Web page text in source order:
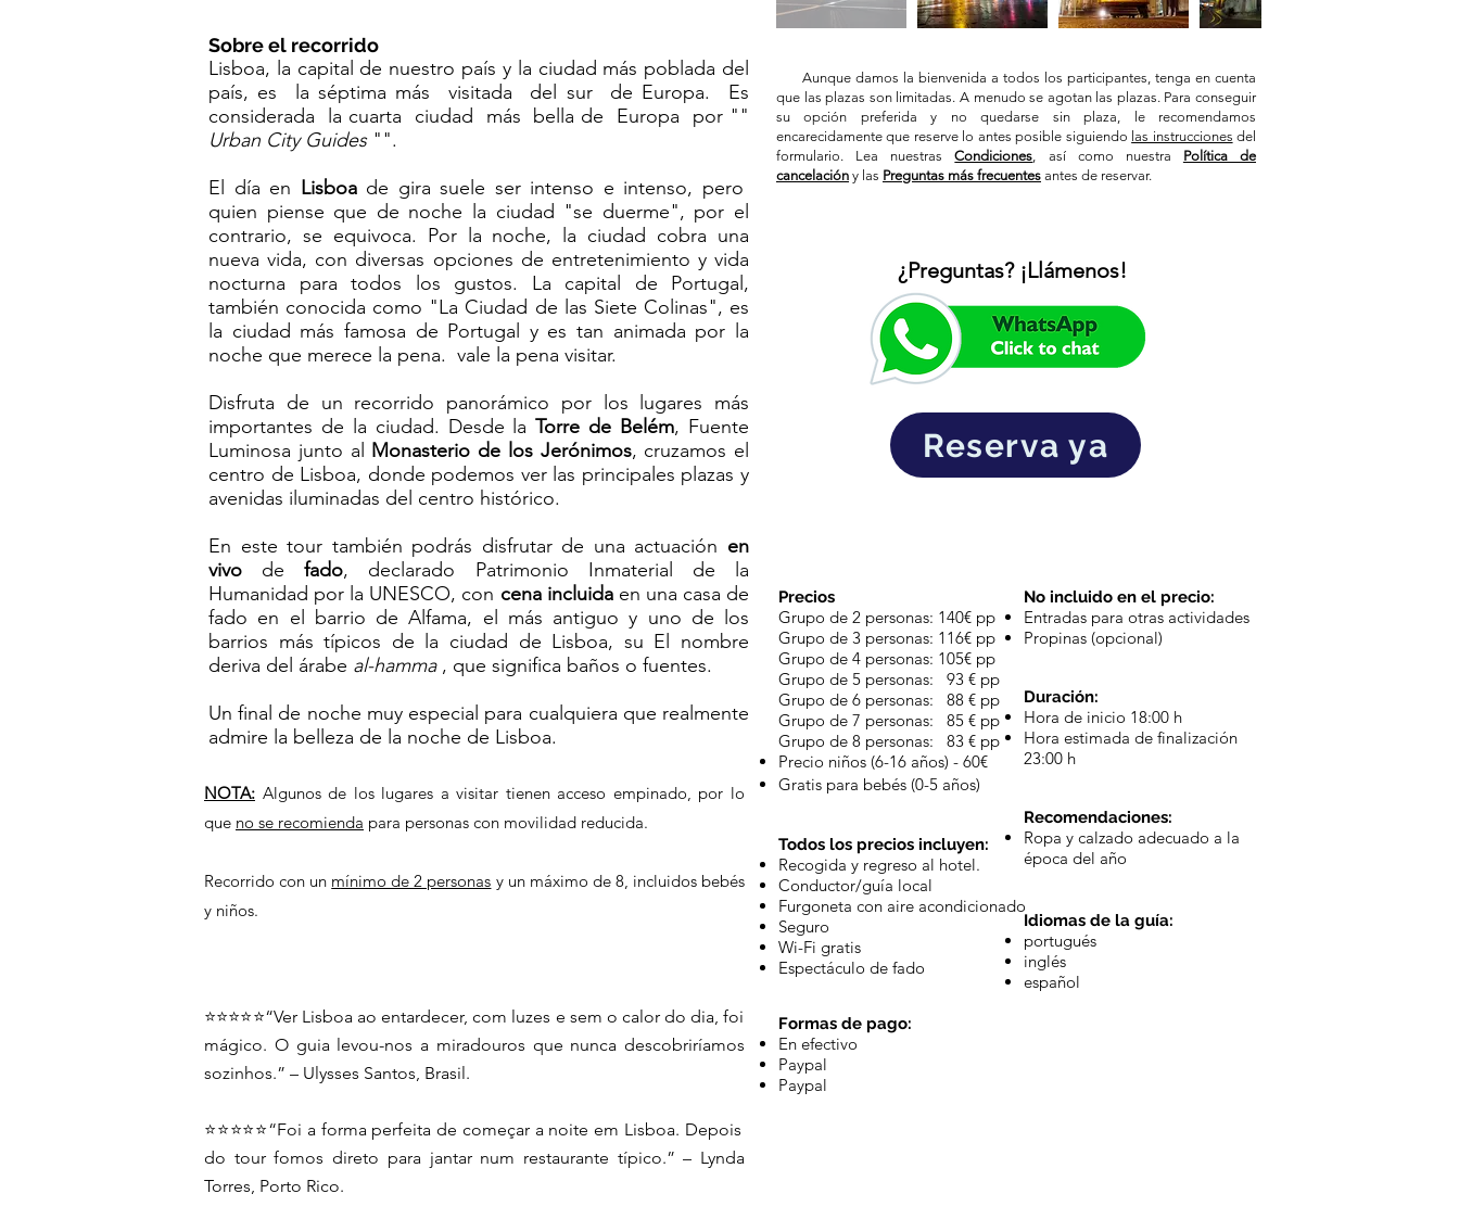
​Sobre el recorrido
Lisboa, la capital de nuestro país y la ciudad más poblada del
país, es la séptima más visitada del sur de Europa. Es
considerada la cuarta ciudad más bella de Europa por ""
Urban City Guides"".
El día en Lisboade gira suele ser intenso e intenso, pero
quien piense que de noche la ciudad "se duerme", por el
contrario, se equivoca. Por la noche, la ciudad cobra una
nueva vida, con diversas opciones de entretenimiento y vida
nocturna para todos los gustos. La capital de Portugal,
también conocida como "La Ciudad de las Siete Colinas", es
la ciudad más famosa de Portugal y es tan animada por la
noche que merece la pena. vale la pena visitar.
Disfruta de un recorrido panorámico por los lugares más
importantes de la ciudad. Desde laTorre de Belém, Fuente
Luminosa junto al Monasterio de los Jerónimos, cruzamos el
centro de Lisboa, donde podemos ver las principales plazas y
avenidas iluminadas del centro histórico.
En este tour también podrás disfrutar de una actuación en
vivo defado, declarado Patrimonio Inmaterial de la
Humanidad por la UNESCO, con cena incluidaen una casa de
fado en el barrio de Alfama, el más antiguo y uno de los
barrios más típicos de la ciudad de Lisboa, su El nombre
deriva del árabe al-hamma, que significa baños o fuentes.
Un final de noche muy especial para cualquiera que realmente
admire la belleza de la noche de Lisboa.
NOTA: Algunos de los lugares a visitar tienen acceso empinado, por lo
que no se recomienda para personas con movilidad reducida.
Recorrido con un mínimo de 2 personas y un máximo de 8, incluidos bebés
y niños.
⭐️⭐️⭐️⭐️⭐️“Ver Lisboa ao entardecer, com luzes e sem o calor do dia, foi
mágico. O guia levou-nos a miradouros que nunca descobriríamos
sozinhos.” – Ulysses Santos, Brasil.
⭐️⭐️⭐️⭐️⭐️“Foi a forma perfeita de começar a noite em Lisboa. Depois
do tour fomos direto para jantar num restaurante típico.” – Lynda
Torres, Porto Rico.
Aunque damos la bienvenida a todos los participantes, tenga en cuenta
que las plazas son limitadas. A menudo se agotan las plazas. Para conseguir
su opción preferida y no quedarse sin plaza, le recomendamos
encarecidamente que reserve lo antes posible siguiendo las instrucciones del
formulario. Lea nuestrasCondiciones, así como nuestra Política de
cancelación y las Preguntas más frecuentes antes de reservar.
¿Preguntas? ¡Llámenos!
Reserva ya
Precios
Grupo de 2 personas: 140€ pp
Grupo de 3 personas: 116€ pp
Grupo de 4 personas: 105€ pp
Grupo de 5 personas: 93 € pp
Grupo de 6 personas: 88 € pp
Grupo de 7 personas: 85 € pp
Grupo de 8 personas: 83 € pp
Precio niños (6-16 años) - 60€
Gratis para bebés (0-5 años)
Todos los precios incluyen:
Recogida y regreso al hotel.
Conductor/guía local
Furgoneta con aire acondicionado
Seguro
Wi-Fi gratis
Espectáculo de fado
Formas de pago:
En efectivo
Paypal
Paypal
No incluido en el precio:​
Entradas para otras actividades
Propinas (opcional)
Duración:
Hora de inicio 18:00 h
Hora estimada de finalización
23:00 h
Recomendaciones:
Ropa y calzado adecuado a la
época del año
Idiomas de la guía:
portugués
inglés
español